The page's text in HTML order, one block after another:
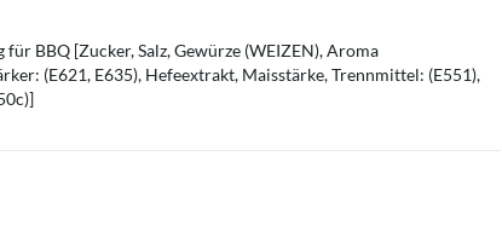
BBQ [Zucker, Salz, Gewürze (WEIZEN), Aroma
(E621, E635), Hefeextrakt, Maisstärke, Trennmittel: (E551),